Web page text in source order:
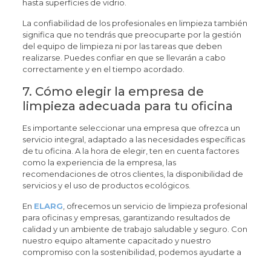
hasta superficies de vidrio.
La confiabilidad de los profesionales en limpieza también
significa que no tendrás que preocuparte por la gestión
del equipo de limpieza ni por las tareas que deben
realizarse. Puedes confiar en que se llevarán a cabo
correctamente y en el tiempo acordado.
7. Cómo elegir la empresa de
limpieza adecuada para tu oficina
Es importante seleccionar una empresa que ofrezca un
servicio integral, adaptado a las necesidades específicas
de tu oficina. A la hora de elegir, ten en cuenta factores
como la experiencia de la empresa, las
recomendaciones de otros clientes, la disponibilidad de
servicios y el uso de productos ecológicos.
En ELARG , ofrecemos un servicio de limpieza profesional
para oficinas y empresas, garantizando resultados de
calidad y un ambiente de trabajo saludable y seguro. Con
nuestro equipo altamente capacitado y nuestro
compromiso con la sostenibilidad, podemos ayudarte a